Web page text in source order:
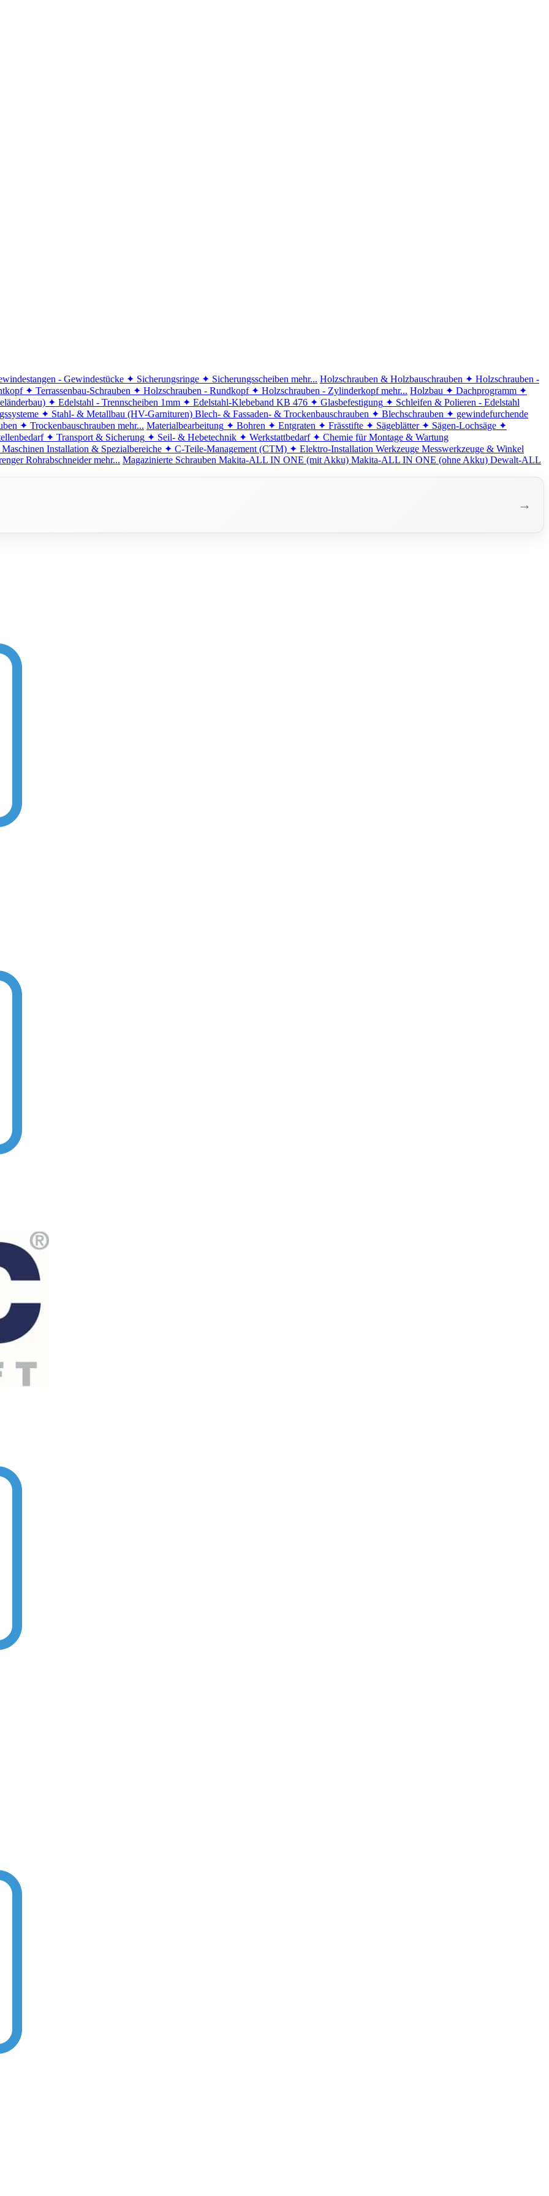
- Gewindestücke ✦ Sicherungsringe ✦ Sicherungsscheiben mehr... Holzschrauben & Holzbauschrauben ✦ Holzschrauben -
✦ Terrassenbau-Schrauben ✦ Holzschrauben - Rundkopf ✦ Holzschrauben - Zylinderkopf mehr... Holzbau ✦ Dachprogramm ✦
✦ Edelstahl - Trennscheiben 1mm ✦ Edelstahl-Klebeband KB 476 ✦ Glasbefestigung ✦ Schleifen & Polieren - Edelstahl
✦ Stahl- & Metallbau (HV-Garnituren) Blech- & Fassaden- & Trockenbauschrauben ✦ Blechschrauben ✦ gewindefurchende
✦ Trockenbauschrauben mehr... Materialbearbeitung ✦ Bohren ✦ Entgraten ✦ Frässtifte ✦ Sägeblätter ✦ Sägen-Lochsäge ✦
✦ Transport & Sicherung ✦ Seil- & Hebetechnik ✦ Werkstattbedarf ✦ Chemie für Montage & Wartung
Installation & Spezialbereiche ✦ C-Teile-Management (CTM) ✦ Elektro-Installation Werkzeuge Messwerkzeuge & Winkel
Rohrabschneider mehr... Magazinierte Schrauben Makita-ALL IN ONE (mit Akku) Makita-ALL IN ONE (ohne Akku) Dewalt-ALL
→